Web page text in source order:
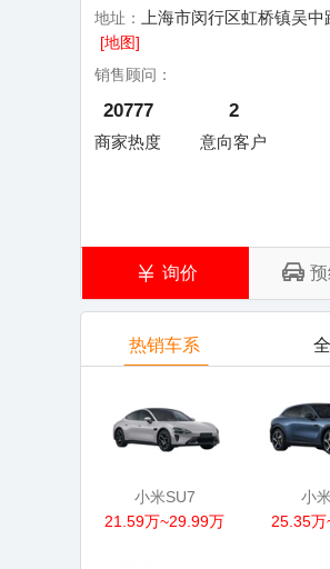
地址： 上海市闵行区虹桥镇吴中
[地图]
销售顾问：
20777
商家热度
2
意向客户
询价
热销车系
小米SU7
21.59万~29.99万
小
25.35